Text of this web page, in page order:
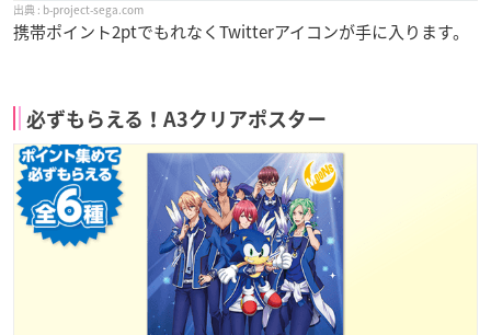
b-project-sega.com
携帯ポイント2ptでもれなくTwitterアイコンが手に入ります。
必ずもらえる！A3クリアポスター